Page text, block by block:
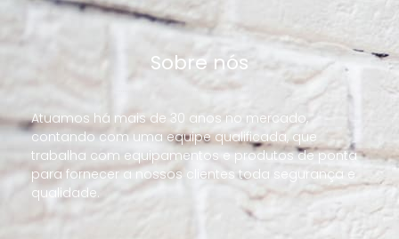
Sobre nós
Atuamos há mais de 30 anos no mercado,
contando com uma equipe qualificada, que
trabalha com equipamentos e produtos de ponta
para fornecer a nossos clientes toda segurança e
qualidade.